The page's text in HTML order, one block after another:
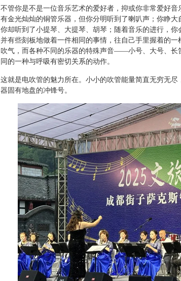
不管你是不是一位音乐艺术的爱好者，抑或你非常爱好
有金光灿灿的铜管乐器，但你分明听到了喇叭声；你睁
你却听到了小提琴、大提琴、胡琴；随着音乐的进行，
并有些刻板地做着一件相同的事情，往自己手里握着的
吹气，而各种不同的乐器的特殊声音——小号、大号、长
同的一种与呼吸有密切关系的动作。
这就是电吹管的魅力所在。小小的吹管能量简直无穷无
器固有地盘的冲锋号。